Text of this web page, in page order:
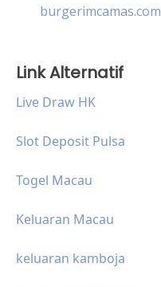
burgerimcamas.com
Link Alternatif
Live Draw HK
Slot Deposit Pulsa
Togel Macau
Keluaran Macau
keluaran kamboja